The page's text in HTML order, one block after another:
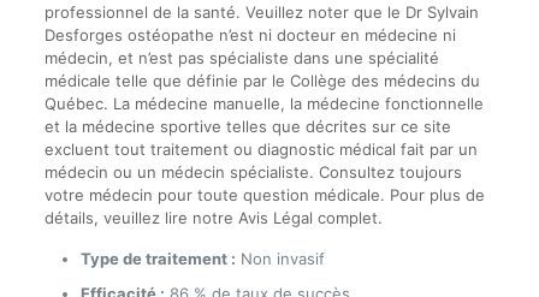
professionnel de la santé. Veuillez noter que le Dr Sylvain
Desforges ostéopathe n’est ni docteur en médecine ni
médecin, et n’est pas spécialiste dans une spécialité
médicale telle que définie par le Collège des médecins du
Québec. La médecine manuelle, la médecine fonctionnelle
et la médecine sportive telles que décrites sur ce site
excluent tout traitement ou diagnostic médical fait par un
médecin ou un médecin spécialiste. Consultez toujours
votre médecin pour toute question médicale. Pour plus de
détails, veuillez lire notre Avis Légal complet.
Type de traitement : Non invasif